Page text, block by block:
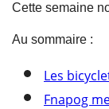
Cette semaine
Au sommaire :
Les
Fnapog